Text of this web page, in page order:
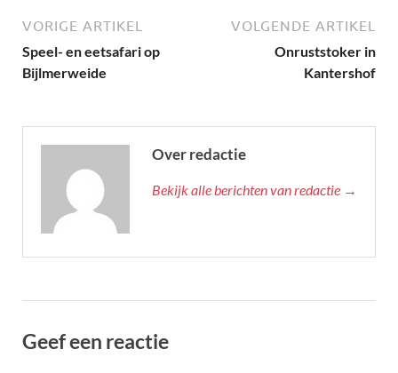
VORIGE ARTIKEL
Speel- en eetsafari op
Bijlmerweide
VOLGENDE ARTIKEL
Onruststoker in
Kantershof
Over redactie
Bekijk alle berichten van redactie →
Geef een reactie